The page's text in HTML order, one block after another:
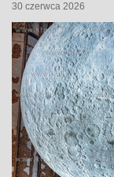
30 czerwca 2026